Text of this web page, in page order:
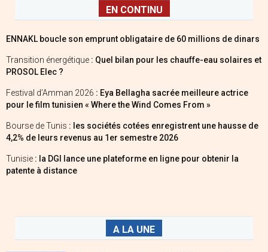
EN CONTINU
ENNAKL boucle son emprunt obligataire de 60 millions de dinars
Transition énergétique : Quel bilan pour les chauffe-eau solaires et
PROSOL Elec ?
Festival d’Amman 2026 : Eya Bellagha sacrée meilleure actrice
pour le film tunisien « Where the Wind Comes From »
Bourse de Tunis : les sociétés cotées enregistrent une hausse de
4,2% de leurs revenus au 1er semestre 2026
Tunisie : la DGI lance une plateforme en ligne pour obtenir la
patente à distance
A LA UNE